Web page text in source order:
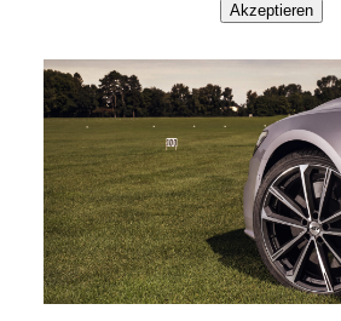
Akzeptieren